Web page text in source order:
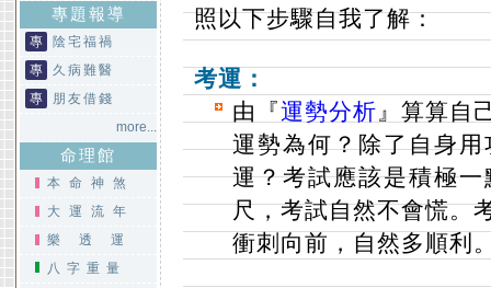
專題報導
專
陰宅福禍
專
久病難醫
專
朋友借錢
more...
命理館
本命神煞
大運流年
樂透運
八字重量
照以下步驟自我了解：
考運：
由『運勢分析』算算自
運勢為何？除了自身
運？考試應該是積極
尺，考試自然不會慌。
衝刺向前，自然多順利